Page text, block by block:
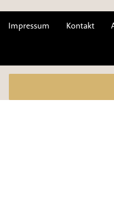
Impressum Kontakt